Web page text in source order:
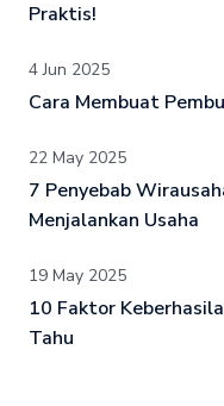
Praktis!
4 Jun 2025
Cara Membuat
22 May 2025
7 Penyebab
Menjalankan Usaha
19 May 2025
10 Faktor
Tahu